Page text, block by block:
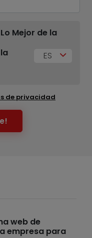
Mejor de la
ES
de privacidad
web de
empresa para